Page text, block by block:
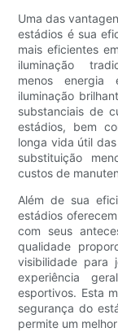
Uma das
estádios é sua
mais eficientes
iluminação
menos energia
iluminação
substanciais de
estádios, bem
longa vida útil
substituição
custos de
Além de sua
estádios
com seus
qualidade
visibilidade para
experiência
esportivos. Esta
segurança do
permite um